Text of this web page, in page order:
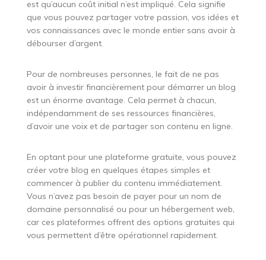
est qu’aucun coût initial n’est impliqué. Cela signifie
que vous pouvez partager votre passion, vos idées et
vos connaissances avec le monde entier sans avoir à
débourser d’argent.
Pour de nombreuses personnes, le fait de ne pas
avoir à investir financièrement pour démarrer un blog
est un énorme avantage. Cela permet à chacun,
indépendamment de ses ressources financières,
d’avoir une voix et de partager son contenu en ligne.
En optant pour une plateforme gratuite, vous pouvez
créer votre blog en quelques étapes simples et
commencer à publier du contenu immédiatement.
Vous n’avez pas besoin de payer pour un nom de
domaine personnalisé ou pour un hébergement web,
car ces plateformes offrent des options gratuites qui
vous permettent d’être opérationnel rapidement.